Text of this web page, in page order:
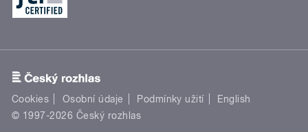
Cookies Osobní údaje Podmínky užití
English
© 1997-2026 Český rozhlas